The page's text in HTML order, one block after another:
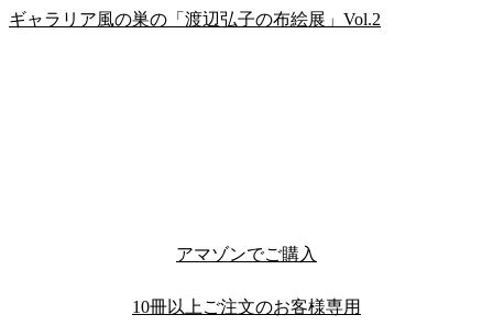
ギャラリア風の巣の「渡辺弘子の布絵展」Vol.2
アマゾンでご購入
10冊以上ご注文のお客様専用